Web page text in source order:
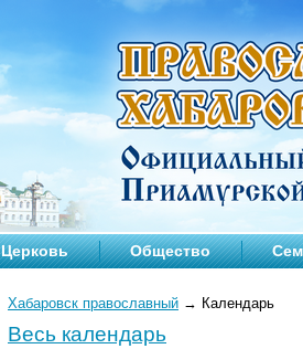
Церковь Общество
Хабаровск православный → Календарь
Весь календарь